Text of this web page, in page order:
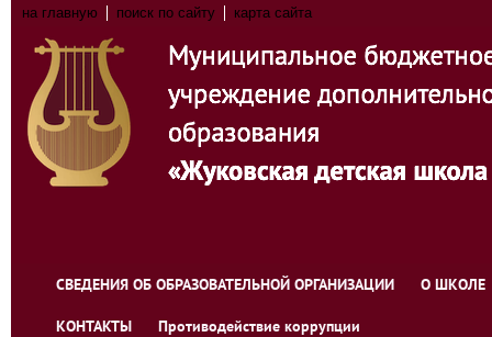
на главную поиск по сайту карта сайта
СВЕДЕНИЯ ОБ ОБРАЗОВАТЕЛЬНОЙ ОРГАНИЗАЦИИ О ШКОЛЕ
КОНТАКТЫ Противодействие коррупции